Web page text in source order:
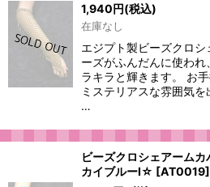
1,940円(税込)
在庫なし
エジプト製ビーズクロ
ーズがふんだんに使わ
ラキラと輝きます。 お
ミステリアスな雰囲気を
…
ビーズクロシェアーム
カイブルーI☆ [AT0019]